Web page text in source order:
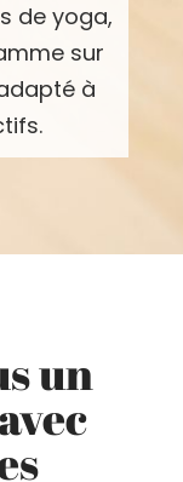
de yoga,
sur
à
un